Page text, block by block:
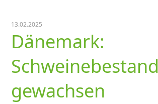
13.02.2025
Dänemark:
Schweinebestand
gewachsen